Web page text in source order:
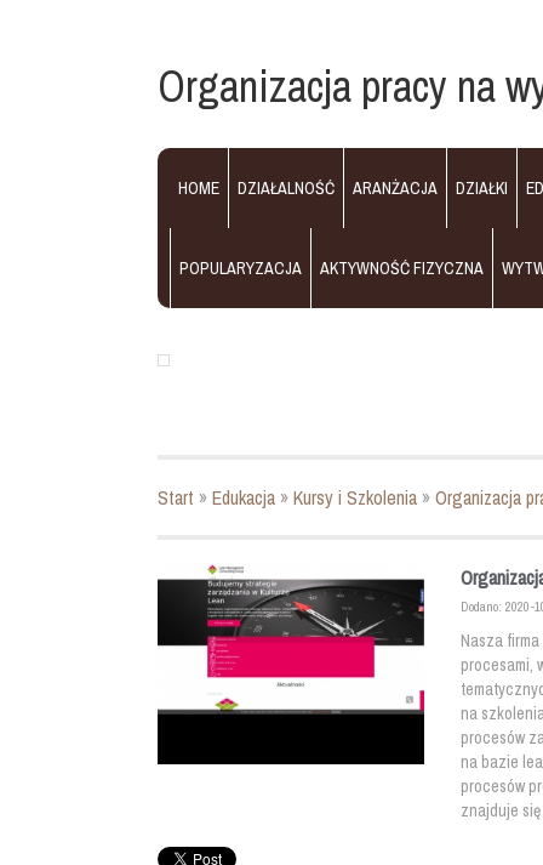
Organizacja pracy na
HOME DZIAŁALNOŚĆ ARANŻACJA DZIAŁKI
POPULARYZACJA AKTYWNOŚĆ FIZYCZNA
Start »Edukacja »Kursy i Szkolenia »Organizacja
Dodano: 2020-
Nasza
procesami,
na
procesów
na bazie
procesów
znajduje